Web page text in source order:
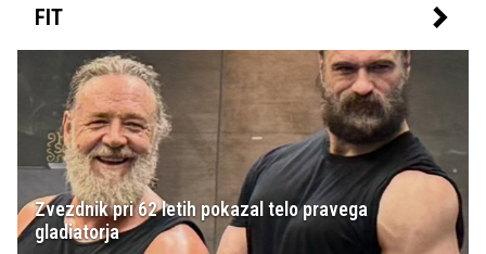
FIT
Zvezdnik pri 62 letih pokazal telo pravega
gladiatorja